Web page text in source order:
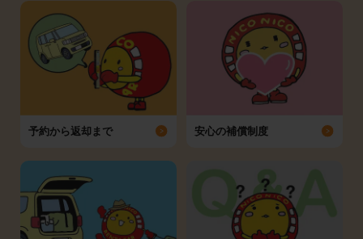
予約から返却まで 安心の補償制度